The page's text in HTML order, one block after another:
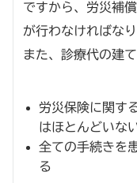
ですから、労災補
が行わなければなり
また、診療代の建
労災保険に関す
はほとんどいな
全ての手続きを
る